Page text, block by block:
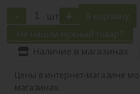
- шт + В корзину
Не нашли нужный товар?
Наличие в магазинах
Цены в интернет-магазине
магазинах.